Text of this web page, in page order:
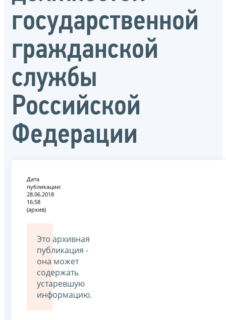
государственной
гражданской
службы
Российской
Федерации
Дата
публикации:
28.06.2018
16:58
(архив)
Это архивная
публикация -
она может
содержать
устаревшую
информацию.